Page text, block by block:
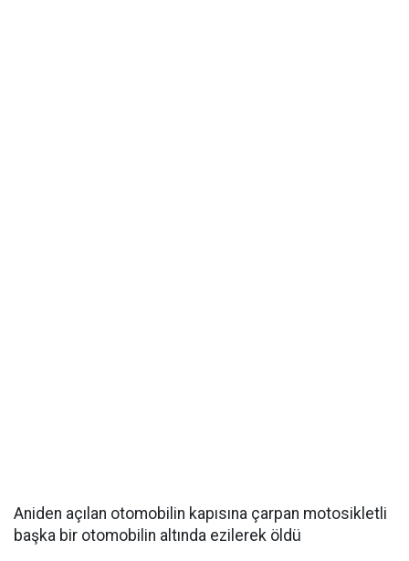
Aniden açılan otomobilin kapısına çarpan motosikletli
başka bir otomobilin altında ezilerek öldü